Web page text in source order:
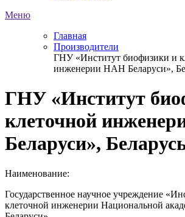
Меню
Главная
Производители
ГНУ «Институт биофизики и
инженерии НАН Беларуси»,
ГНУ «Институт
клеточной
Беларуси»,
Наименование:
Государственное научное учреждение
клеточной инженерии Национальной